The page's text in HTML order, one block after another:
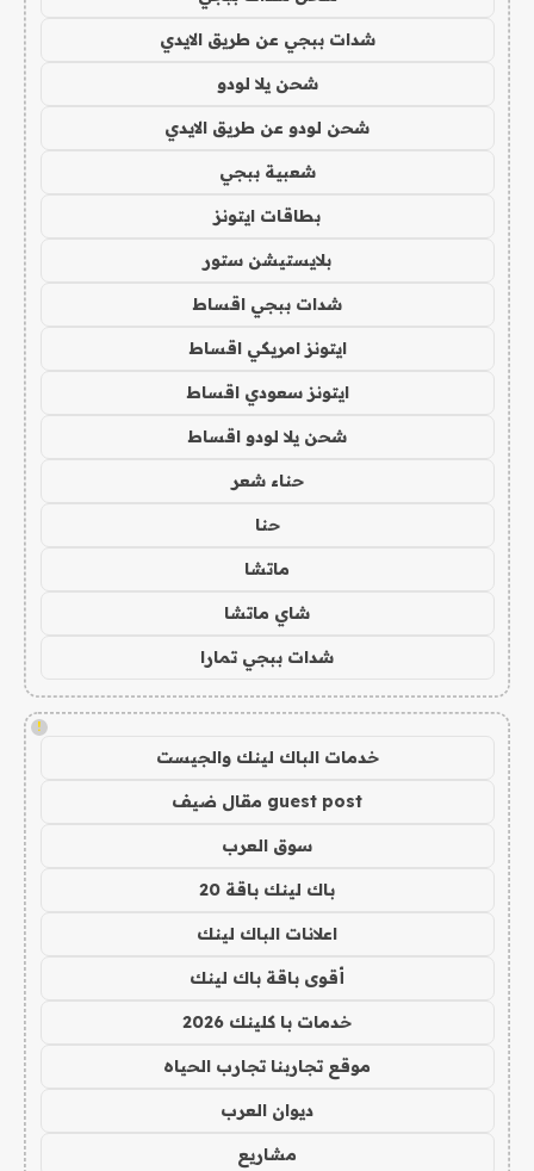
شدات ببجي عن طريق الايدي
شحن يلا لودو
شحن لودو عن طريق الايدي
شعبية ببجي
بطاقات ايتونز
بلايستيشن ستور
شدات ببجي اقساط
ايتونز امريكي اقساط
ايتونز سعودي اقساط
شحن يلا لودو اقساط
حناء شعر
حنا
ماتشا
شاي ماتشا
شدات ببجي تمارا
!
خدمات الباك لينك والجيست
guest post مقال ضيف
سوق العرب
باك لينك باقة 20
اعلانات الباك لينك
أقوى باقة باك لينك
خدمات با كلينك 2026
موقع تجاربنا تجارب الحياه
ديوان العرب
مشاريع